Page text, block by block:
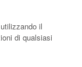
il
di qualsiasi